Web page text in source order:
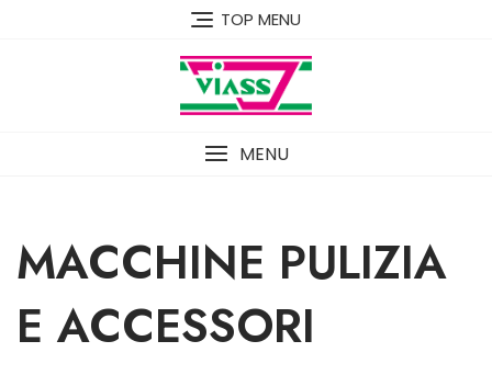
TOP MENU
MENU
MACCHINE PULIZIA
E ACCESSORI